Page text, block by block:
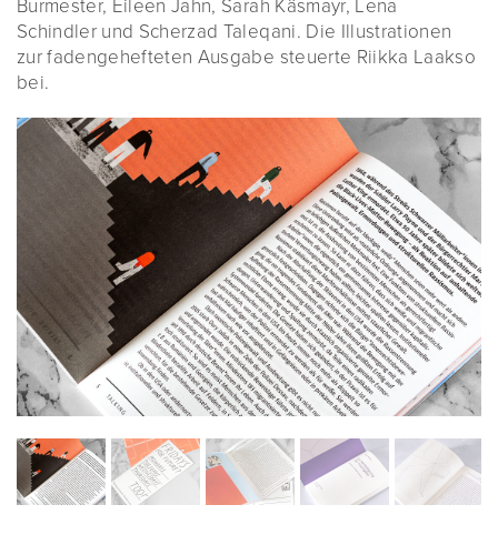
Burmester, Eileen Jahn, Sarah Käsmayr, Lena
Schindler und Scherzad Taleqani. Die Illustrationen
zur fadengehefteten Ausgabe steuerte Riikka Laakso
bei.